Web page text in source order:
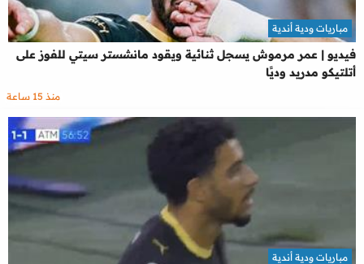
فيديو | عمر مرموش يسجل ثنائية ويقود مانشستر سيتي للفوز على
أتلتيكو مدريد وديًا
مباريات ودية أندية
منذ 15 ساعة
مباريات ودية أندية